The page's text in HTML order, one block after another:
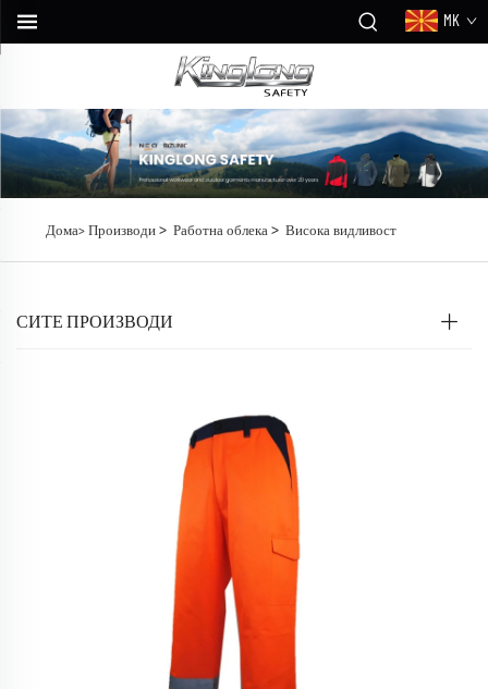
MK
Дома> Производи> Работна облека > Висока видливост
СИТЕ ПРОИЗВОДИ